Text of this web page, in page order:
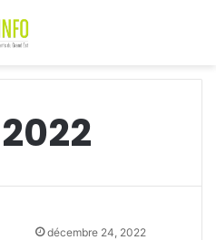
2022
décembre 24, 2022